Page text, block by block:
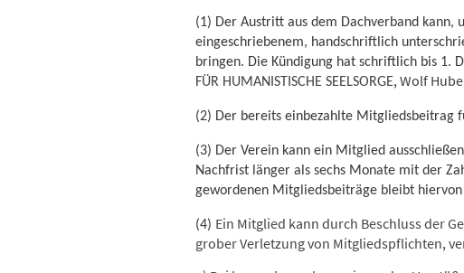
(1) Der Austritt aus dem Dachverband kann,
eingeschriebenem, handschriftlich
bringen. Die Kündigung hat schriftlich bis 1.
FÜR HUMANISTISCHE SEELSORGE, Wolf
(2) Der bereits einbezahlte Mitgliedsbeitrag
(3) Der Verein kann ein Mitglied
Nachfrist länger als sechs Monate mit der
gewordenen Mitgliedsbeiträge bleibt
(4) Ein Mitglied kann durch Beschluss der
grober Verletzung von Mitgliedspflichten,